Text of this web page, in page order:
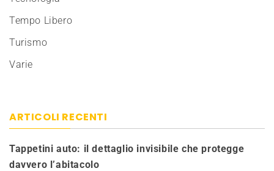
Tempo Libero
Turismo
Varie
ARTICOLI RECENTI
Tappetini auto: il dettaglio invisibile che protegge
davvero l’abitacolo